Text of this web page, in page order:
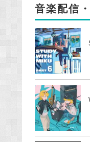
音楽配信